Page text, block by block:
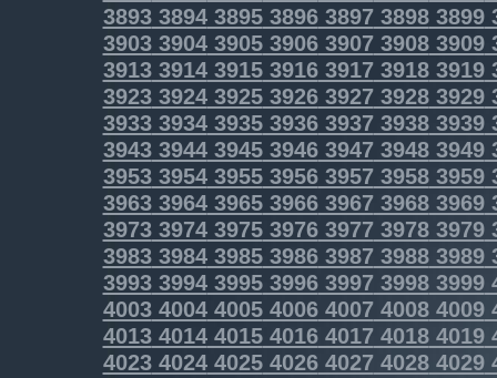
3893389438953896389738983899
3903390439053906390739083909
3913391439153916391739183919
3923392439253926392739283929
3933393439353936393739383939
3943394439453946394739483949
3953395439553956395739583959
3963396439653966396739683969
3973397439753976397739783979
3983398439853986398739883989
3993399439953996399739983999
4003400440054006400740084009
40134014401540164017 40184019
4023402440254026402740284029